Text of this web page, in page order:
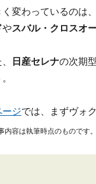
く変わっているのは、
やスバル・クロスオ
日産セレナの次期
ージでは、まずヴォ
内容は執筆時点のものです